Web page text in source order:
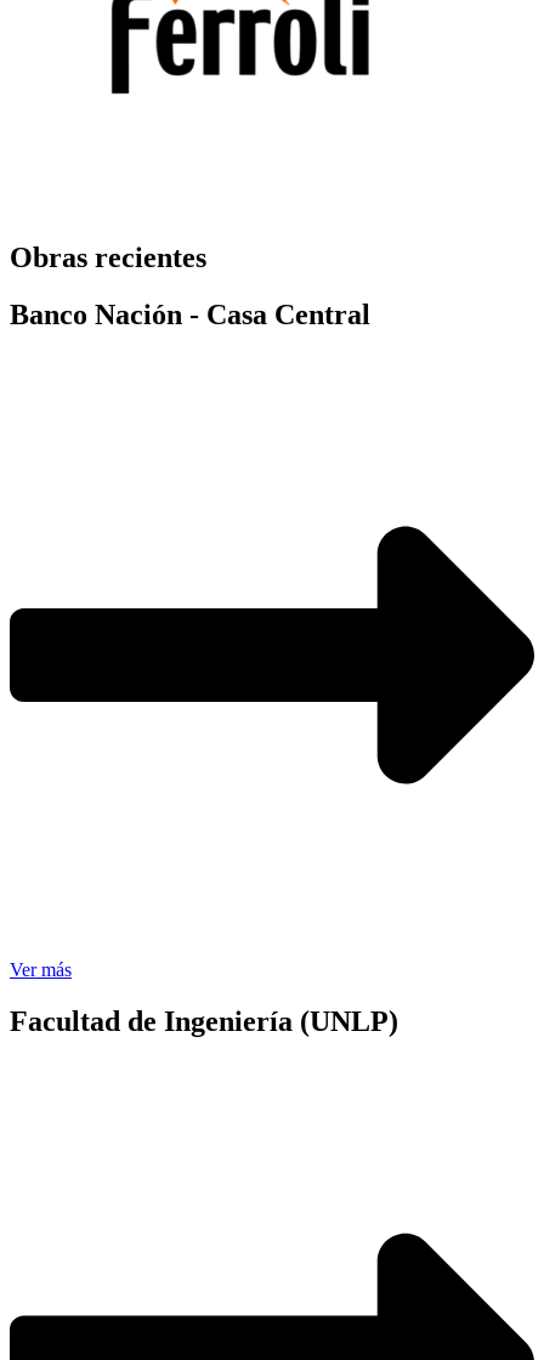
Obras recientes
Banco Nación - Casa Central
Ver más
Facultad de Ingeniería (UNLP)